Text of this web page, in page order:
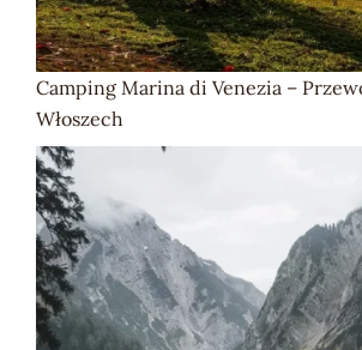
Camping Marina di Venezia –
Włoszech